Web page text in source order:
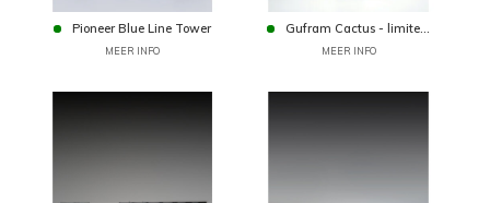
Pioneer Blue Line Tower
MEER INFO
Gufram Cactus - limite...
MEER INFO